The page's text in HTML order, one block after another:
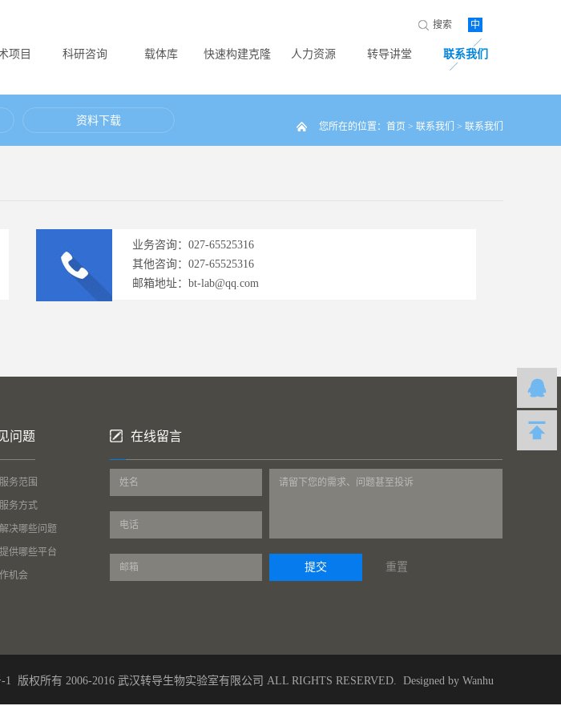
搜索
项目 科研咨询 载体库 快速构建克隆 人力资源 转导讲堂 联系我们
中
资料下载 您所在的位置： 首页 > 联系我们 > 联系我们
业务咨询：027-65525316
其他咨询：027-65525316
邮箱地址：bt-lab@qq.com
问题
务范围
务方式
决哪些问题
供哪些平台
机会
在线留言
1 版权所有 2006-2016 武汉转导生物实验室有限公司 ALL RIGHTS RESERVED. Designed by Wanhu